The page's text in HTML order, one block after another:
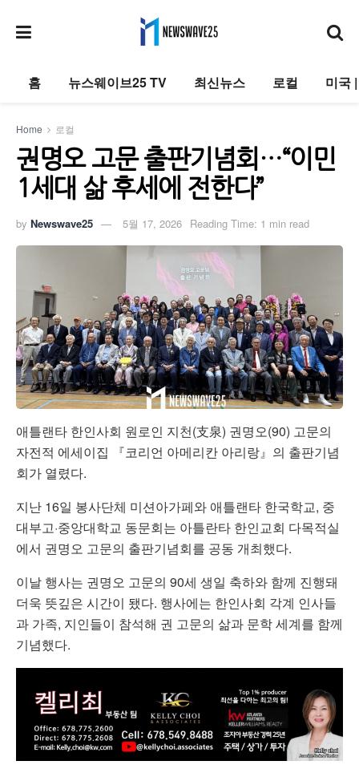
홈 뉴스웨이브25 TV 최신뉴스 로컬 미국
Home 로컬
권명오 고문 출판기념회…“이민
1세대 삶 후세에 전한다”
by Newswave25 5월 17, 2026 Reading Time: 1 min read
애틀랜타 한인사회 원로인 지천(支泉) 권명오(90) 고문의
자전적 에세이집 『코리언 아메리칸 아리랑』의 출판기념
회가 열렸다.
지난 16일 봉사단체 미션아가페와 애틀랜타 한국학교, 중
대부고·중앙대학교 동문회는 아틀란타 한인교회 다목적실
에서 권명오 고문의 출판기념회를 공동 개최했다.
이날 행사는 권명오 고문의 90세 생일 축하와 함께 진행돼
더욱 뜻깊은 시간이 됐다. 행사에는 한인사회 각계 인사들
과 가족, 지인들이 참석해 권 고문의 삶과 문학 세계를 함께
기념했다.